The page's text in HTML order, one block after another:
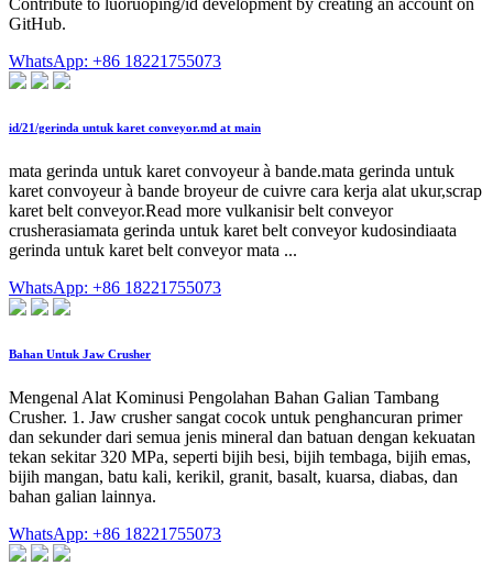
Contribute to luoruoping/id development by creating an account on
GitHub.
WhatsApp: +86 18221755073
id/21/gerinda untuk karet conveyor.md at main
mata gerinda untuk karet convoyeur à bande.mata gerinda untuk
karet convoyeur à bande broyeur de cuivre cara kerja alat ukur,scrap
karet belt conveyor.Read more vulkanisir belt conveyor
crusherasiamata gerinda untuk karet belt conveyor kudosindiaata
gerinda untuk karet belt conveyor mata ...
WhatsApp: +86 18221755073
Bahan Untuk Jaw Crusher
Mengenal Alat Kominusi Pengolahan Bahan Galian Tambang
Crusher. 1. Jaw crusher sangat cocok untuk penghancuran primer
dan sekunder dari semua jenis mineral dan batuan dengan kekuatan
tekan sekitar 320 MPa, seperti bijih besi, bijih tembaga, bijih emas,
bijih mangan, batu kali, kerikil, granit, basalt, kuarsa, diabas, dan
bahan galian lainnya.
WhatsApp: +86 18221755073